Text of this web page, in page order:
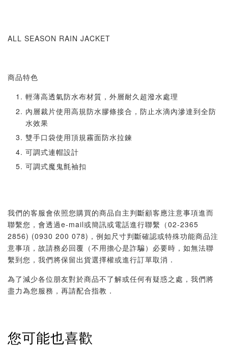
ALL SEASON RAIN JACKET
商品特色
輕薄高透氣防水布材質，外層耐久超潑水處理
內層裁片使用高規防水膠條接合，防止水滴內滲達到全防
水效果
雙手口袋使用頂規霧面防水拉鍊
可調式連帽設計
可調式魔鬼氈袖扣
我們的客服會依照您購買的商品自主判斷顧客應注意事項進而
聯繫您，會透過e-mail或簡訊或電話進行聯繫（02-2365
2856) (0930 200 078)，例如尺寸判斷確認或特殊功能商品注
意事項，故請務必回覆（不用擔心是詐騙）必要時，如無法聯
繫到您，我們將保留出貨選擇權或進行訂單取消．
為了減少各位朋友對於商品不了解或任何有疑惑之處，我們將
盡力為您服務，再請配合指教．
您可能也喜歡